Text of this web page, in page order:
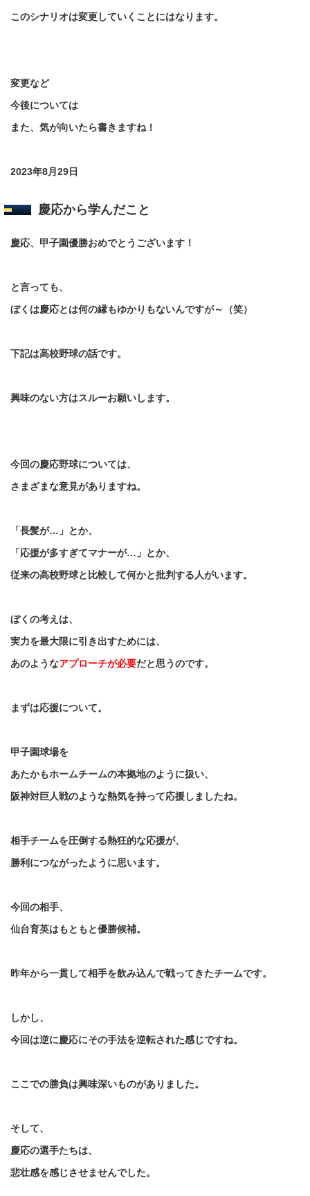
このシナリオは変更していくことにはなります。
変更など
今後については
また、気が向いたら書きますね！
2023年8月29日
慶応から学んだこと
慶応、甲子園優勝おめでとうございます！
と言っても、
ぼくは慶応とは何の縁もゆかりもないんですが～（笑）
下記は高校野球の話です。
興味のない方はスルーお願いします。
今回の慶応野球については、
さまざまな意見がありますね。
「長髪が…」とか、
「応援が多すぎてマナーが…」とか、
従来の高校野球と比較して何かと批判する人がいます。
ぼくの考えは、
実力を最大限に引き出すためには、
あのようなアプローチが必要だと思うのです。
まずは応援について。
甲子園球場を
あたかもホームチームの本拠地のように扱い、
阪神対巨人戦のような熱気を持って応援しましたね。
相手チームを圧倒する熱狂的な応援が、
勝利につながったように思います。
今回の相手、
仙台育英はもともと優勝候補。
昨年から一貫して相手を飲み込んで戦ってきたチームです。
しかし、
今回は逆に慶応にその手法を逆転された感じですね。
ここでの勝負は興味深いものがありました。
そして、
慶応の選手たちは、
悲壮感を感じさせませんでした。